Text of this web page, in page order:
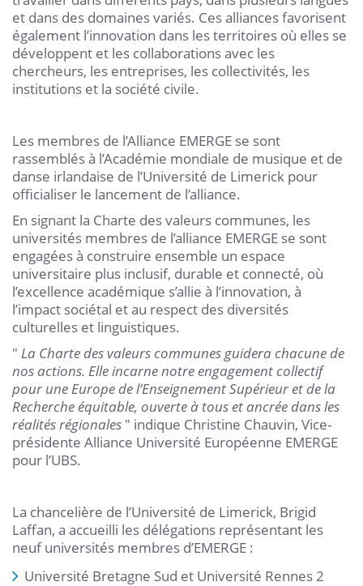
et dans des domaines variés. Ces alliances favorisent
également l’innovation dans les territoires où elles se
développent et les collaborations avec les
chercheurs, les entreprises, les collectivités, les
institutions et la société civile.
Les membres de l’Alliance EMERGE se sont
rassemblés à l’Académie mondiale de musique et de
danse irlandaise de l’Université de Limerick pour
officialiser le lancement de l’alliance.
En signant la Charte des valeurs communes, les
universités membres de l’alliance EMERGE se sont
engagées à construire ensemble un espace
universitaire plus inclusif, durable et connecté, où
l’excellence académique s’allie à l’innovation, à
l’impact sociétal et au respect des diversités
culturelles et linguistiques.
" La Charte des valeurs communes guidera chacune de
nos actions. Elle incarne notre engagement collectif
pour une Europe de l’Enseignement Supérieur et de la
Recherche équitable, ouverte à tous et ancrée dans les
réalités régionales " indique Christine Chauvin, Vice-
présidente Alliance Université Européenne EMERGE
pour l’UBS.
La chancelière de l’Université de Limerick, Brigid
Laffan, a accueilli les délégations représentant les
neuf universités membres d’EMERGE :
Université Bretagne Sud et Université Rennes 2